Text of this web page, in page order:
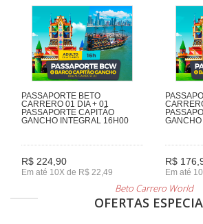
PASSAPORTE BETO
CARRERO 01 DIA + 01
PASSAPORTE CAPITÃO
GANCHO INTEGRAL 16H00
R$ 224,90
Em até 10X de R$ 22,49
R$
Em até
Beto Carrero World
OFERTAS